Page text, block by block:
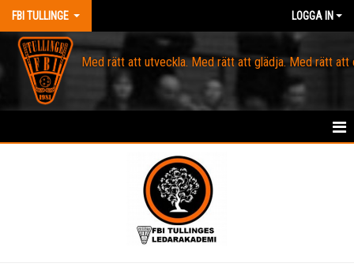
FBI TULLINGE LOGGA IN
Med rätt att utveckla. Med rätt att glädja. Med rätt att